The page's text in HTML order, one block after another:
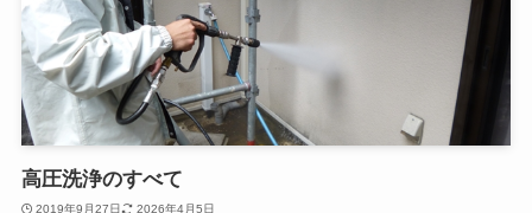
高圧洗浄のすべて
2019年9月27日 2026年4月5日